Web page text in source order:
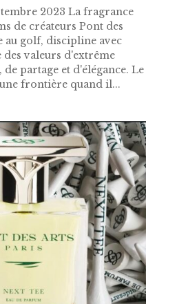
2023 La fragrance
de créateurs Pont des
au golf, discipline avec
valeurs d'extrême
partage et d'élégance. Le
frontière quand il...